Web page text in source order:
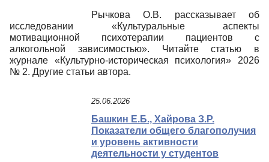
Рычкова О.В. рассказывает об
исследовании «Культуральные аспекты
мотивационной психотерапии пациентов с
алкогольной зависимостью». Читайте статью в
журнале «Культурно-историческая психология» 2026
№ 2. Другие статьи автора.
25.06.2026
Башкин Е.Б., Хайрова З.Р.
Показатели общего благополучия
и уровень активности
деятельности у студентов